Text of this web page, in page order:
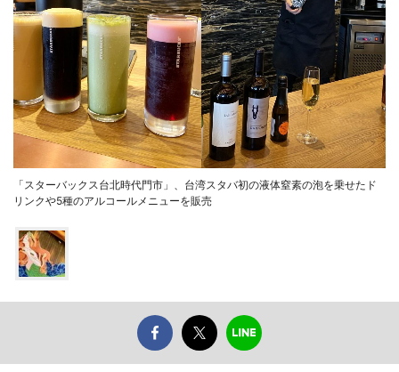
「スターバックス台北時代門市」、台湾スタバ初の液体窒素の泡を乗せたド
リンクや5種のアルコールメニューを販売